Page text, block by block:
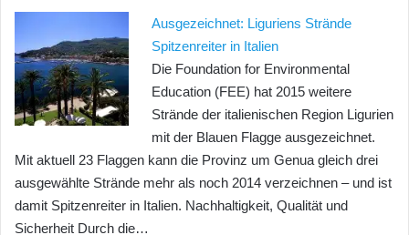
Ausgezeichnet: Liguriens Strände
Spitzenreiter in Italien
Die Foundation for Environmental
Education (FEE) hat 2015 weitere
Strände der italienischen Region Ligurien
mit der Blauen Flagge ausgezeichnet.
Mit aktuell 23 Flaggen kann die Provinz um Genua gleich drei
ausgewählte Strände mehr als noch 2014 verzeichnen – und ist
damit Spitzenreiter in Italien. Nachhaltigkeit, Qualität und
Sicherheit Durch die…